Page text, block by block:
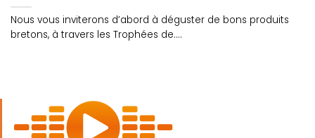
Nous vous inviterons d’abord à déguster de bons produits
bretons, à travers les Trophées de....